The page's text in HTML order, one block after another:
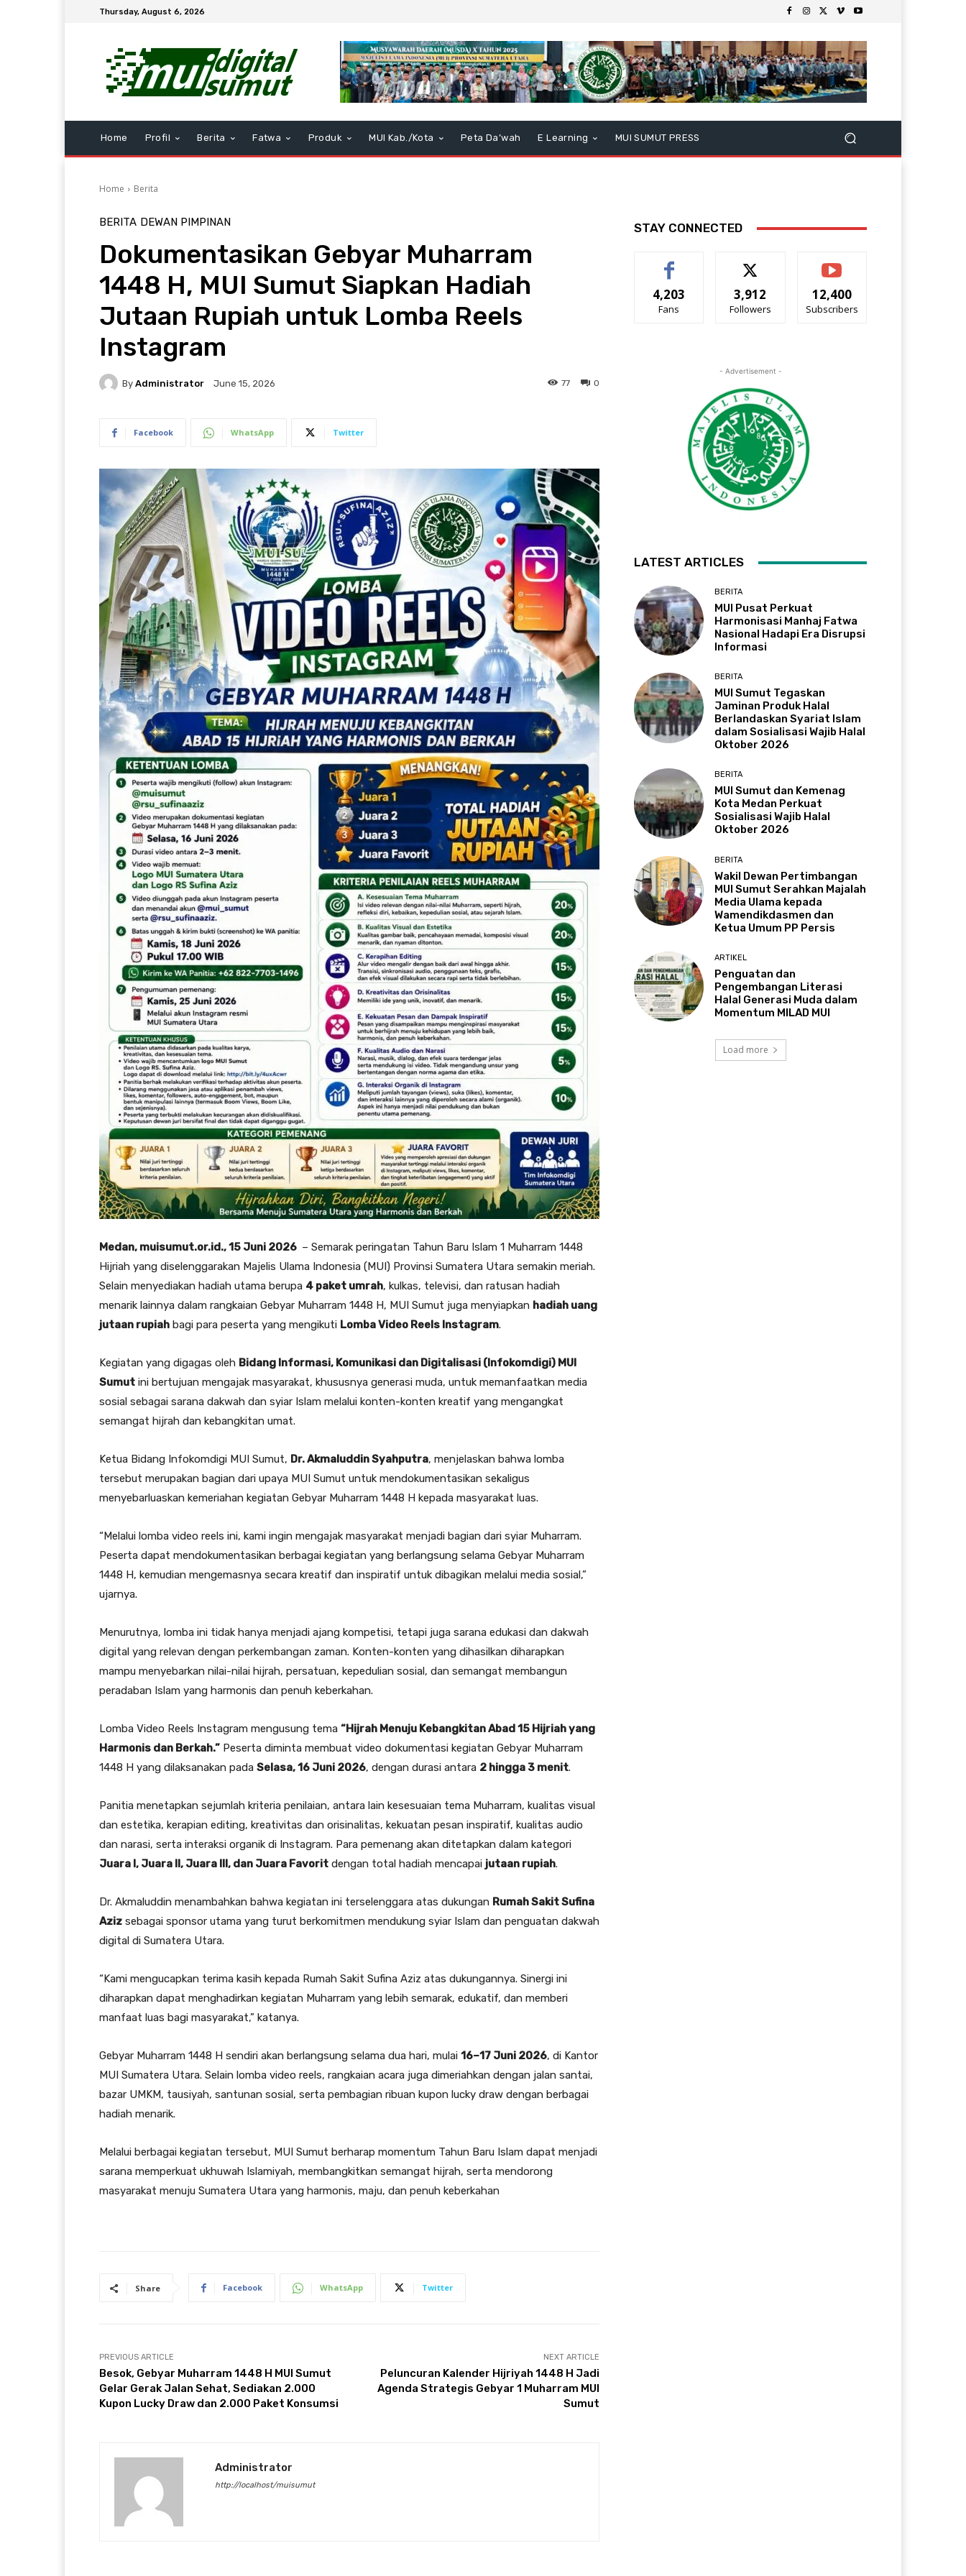
Thursday, August 6, 2026
Home Profil Berita Fatwa Produk MUI Kab./Kota Peta Da’wah E Learning MUI SUMUT PRESS
Home Berita
BERITA DEWAN PIMPINAN
Dokumentasikan Gebyar Muharram
1448 H, MUI Sumut Siapkan Hadiah
Jutaan Rupiah untuk Lomba Reels
Instagram
By Administrator June 15, 2026 0
77
Facebook WhatsApp Twitter
Medan, muisumut.or.id., 15 Juni 2026 – Semarak peringatan Tahun Baru Islam 1 Muharram 1448
Hijriah yang diselenggarakan Majelis Ulama Indonesia (MUI) Provinsi Sumatera Utara semakin meriah.
Selain menyediakan hadiah utama berupa 4 paket umrah, kulkas, televisi, dan ratusan hadiah
menarik lainnya dalam rangkaian Gebyar Muharram 1448 H, MUI Sumut juga menyiapkan hadiah uang
jutaan rupiah bagi para peserta yang mengikuti Lomba Video Reels Instagram.
Kegiatan yang digagas oleh Bidang Informasi, Komunikasi dan Digitalisasi (Infokomdigi) MUI
Sumut ini bertujuan mengajak masyarakat, khususnya generasi muda, untuk memanfaatkan media
sosial sebagai sarana dakwah dan syiar Islam melalui konten-konten kreatif yang mengangkat
semangat hijrah dan kebangkitan umat.
Ketua Bidang Infokomdigi MUI Sumut, Dr. Akmaluddin Syahputra, menjelaskan bahwa lomba
tersebut merupakan bagian dari upaya MUI Sumut untuk mendokumentasikan sekaligus
menyebarluaskan kemeriahan kegiatan Gebyar Muharram 1448 H kepada masyarakat luas.
“Melalui lomba video reels ini, kami ingin mengajak masyarakat menjadi bagian dari syiar Muharram.
Peserta dapat mendokumentasikan berbagai kegiatan yang berlangsung selama Gebyar Muharram
1448 H, kemudian mengemasnya secara kreatif dan inspiratif untuk dibagikan melalui media sosial,”
ujarnya.
Menurutnya, lomba ini tidak hanya menjadi ajang kompetisi, tetapi juga sarana edukasi dan dakwah
digital yang relevan dengan perkembangan zaman. Konten-konten yang dihasilkan diharapkan
mampu menyebarkan nilai-nilai hijrah, persatuan, kepedulian sosial, dan semangat membangun
peradaban Islam yang harmonis dan penuh keberkahan.
Lomba Video Reels Instagram mengusung tema “Hijrah Menuju Kebangkitan Abad 15 Hijriah yang
Harmonis dan Berkah.” Peserta diminta membuat video dokumentasi kegiatan Gebyar Muharram
1448 H yang dilaksanakan pada Selasa, 16 Juni 2026, dengan durasi antara 2 hingga 3 menit.
Panitia menetapkan sejumlah kriteria penilaian, antara lain kesesuaian tema Muharram, kualitas visual
dan estetika, kerapian editing, kreativitas dan orisinalitas, kekuatan pesan inspiratif, kualitas audio
dan narasi, serta interaksi organik di Instagram. Para pemenang akan ditetapkan dalam kategori
Juara I, Juara II, Juara III, dan Juara Favorit dengan total hadiah mencapai jutaan rupiah.
Dr. Akmaluddin menambahkan bahwa kegiatan ini terselenggara atas dukungan Rumah Sakit Sufina
Aziz sebagai sponsor utama yang turut berkomitmen mendukung syiar Islam dan penguatan dakwah
digital di Sumatera Utara.
“Kami mengucapkan terima kasih kepada Rumah Sakit Sufina Aziz atas dukungannya. Sinergi ini
diharapkan dapat menghadirkan kegiatan Muharram yang lebih semarak, edukatif, dan memberi
manfaat luas bagi masyarakat,” katanya.
Gebyar Muharram 1448 H sendiri akan berlangsung selama dua hari, mulai 16–17 Juni 2026, di Kantor
MUI Sumatera Utara. Selain lomba video reels, rangkaian acara juga dimeriahkan dengan jalan santai,
bazar UMKM, tausiyah, santunan sosial, serta pembagian ribuan kupon lucky draw dengan berbagai
hadiah menarik.
Melalui berbagai kegiatan tersebut, MUI Sumut berharap momentum Tahun Baru Islam dapat menjadi
sarana memperkuat ukhuwah Islamiyah, membangkitkan semangat hijrah, serta mendorong
masyarakat menuju Sumatera Utara yang harmonis, maju, dan penuh keberkahan
Share Facebook WhatsApp Twitter
PREVIOUS ARTICLE
Besok, Gebyar Muharram 1448 H MUI Sumut
Gelar Gerak Jalan Sehat, Sediakan 2.000
Kupon Lucky Draw dan 2.000 Paket Konsumsi
NEXT ARTICLE
Peluncuran Kalender Hijriyah 1448 H Jadi
Agenda Strategis Gebyar 1 Muharram MUI
Sumut
Administrator
http://localhost/muisumut
STAY CONNECTED
4,203
Fans
3,912
Followers
12,400
Subscribers
- Advertisement -
LATEST ARTICLES
BERITA
MUI Pusat Perkuat
Harmonisasi Manhaj Fatwa
Nasional Hadapi Era Disrupsi
Informasi
BERITA
MUI Sumut Tegaskan
Jaminan Produk Halal
Berlandaskan Syariat Islam
dalam Sosialisasi Wajib Halal
Oktober 2026
BERITA
MUI Sumut dan Kemenag
Kota Medan Perkuat
Sosialisasi Wajib Halal
Oktober 2026
BERITA
Wakil Dewan Pertimbangan
MUI Sumut Serahkan Majalah
Media Ulama kepada
Wamendikdasmen dan
Ketua Umum PP Persis
ARTIKEL
Penguatan dan
Pengembangan Literasi
Halal Generasi Muda dalam
Momentum MILAD MUI
Load more